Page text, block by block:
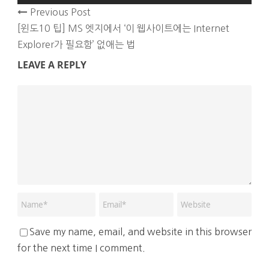
Previous Post
[윈도10 팁] MS 엣지에서 ‘이 웹사이트에는 Internet
Explorer가 필요함’ 없애는 법
LEAVE A REPLY
Save my name, email, and website in this browser
for the next time I comment.